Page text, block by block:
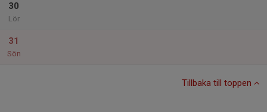
30
Lör
31
Sön
Tillbaka till toppen